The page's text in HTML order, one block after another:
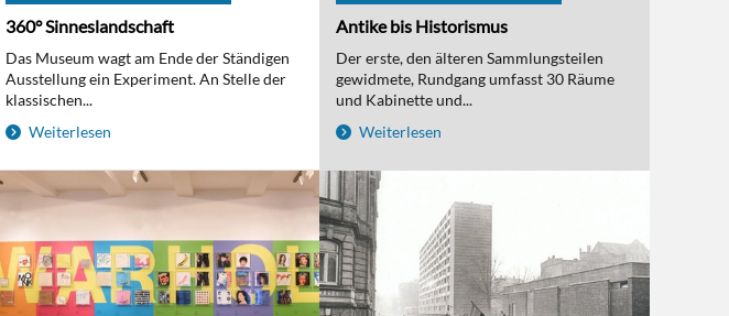
360° Sinneslandschaft
Das Museum wagt am Ende der Ständigen
Ausstellung ein Experiment. An Stelle der
klassischen...
Weiterlesen
Antike bis Historismus
Der erste, den älteren Sammlungsteilen
gewidmete, Rundgang umfasst 30 Räume
und Kabinette und...
Weiterlesen